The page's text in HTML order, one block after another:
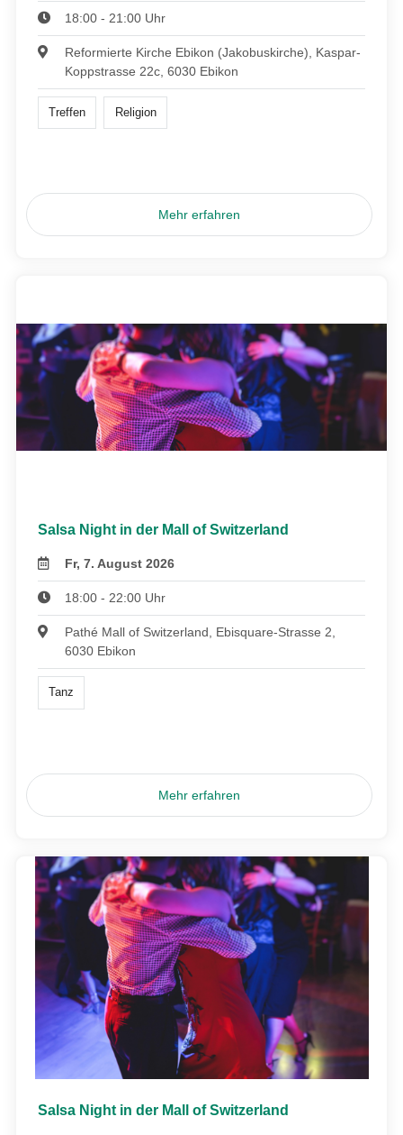
18:00 - 21:00 Uhr
Reformierte Kirche Ebikon (Jakobuskirche), Kaspar-
Koppstrasse 22c, 6030 Ebikon
Treffen Religion
Mehr erfahren
Salsa Night in der Mall of Switzerland
Fr, 7. August 2026
18:00 - 22:00 Uhr
Pathé Mall of Switzerland, Ebisquare-Strasse 2,
6030 Ebikon
Tanz
Mehr erfahren
Salsa Night in der Mall of Switzerland